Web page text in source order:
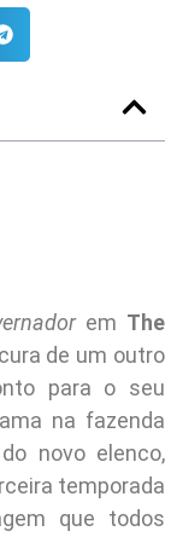
em The
de um outro
para o seu
na fazenda
novo elenco,
temporada
que todos